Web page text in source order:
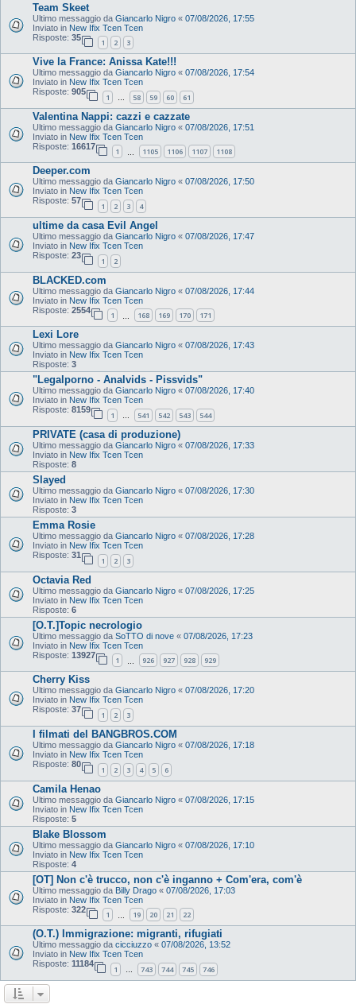
Team Skeet
Ultimo messaggio da Giancarlo Nigro « 07/08/2026, 17:55
Inviato in New Ifix Tcen Tcen
Risposte: 35
1 2 3
Vive la France: Anissa Kate!!!
Ultimo messaggio da Giancarlo Nigro « 07/08/2026, 17:54
Inviato in New Ifix Tcen Tcen
Risposte: 905
1 … 58 59 60 61
Valentina Nappi: cazzi e cazzate
Ultimo messaggio da Giancarlo Nigro « 07/08/2026, 17:51
Inviato in New Ifix Tcen Tcen
Risposte: 16617
1 1105 1106 1107 1108
Deeper.com
Ultimo messaggio da Giancarlo Nigro « 07/08/2026, 17:50
Inviato in New Ifix Tcen Tcen
Risposte: 57
1 2 3 4
ultime da casa Evil Angel
Ultimo messaggio da Giancarlo Nigro « 07/08/2026, 17:47
Inviato in New Ifix Tcen Tcen
Risposte: 23
1 2
BLACKED.com
Ultimo messaggio da Giancarlo Nigro « 07/08/2026, 17:44
Inviato in New Ifix Tcen Tcen
Risposte: 2554
1 168 169 170 171
Lexi Lore
Ultimo messaggio da Giancarlo Nigro « 07/08/2026, 17:43
Inviato in New Ifix Tcen Tcen
Risposte: 3
"Legalporno - Analvids - Pissvids"
Ultimo messaggio da Giancarlo Nigro « 07/08/2026, 17:40
Inviato in New Ifix Tcen Tcen
Risposte: 8159
1 … 541 542 543 544
PRIVATE (casa di produzione)
Ultimo messaggio da Giancarlo Nigro « 07/08/2026, 17:33
Inviato in New Ifix Tcen Tcen
Risposte: 8
Slayed
Ultimo messaggio da Giancarlo Nigro « 07/08/2026, 17:30
Inviato in New Ifix Tcen Tcen
Risposte: 3
Emma Rosie
Ultimo messaggio da Giancarlo Nigro « 07/08/2026, 17:28
Inviato in New Ifix Tcen Tcen
Risposte: 31
1 2 3
Octavia Red
Ultimo messaggio da Giancarlo Nigro « 07/08/2026, 17:25
Inviato in New Ifix Tcen Tcen
Risposte: 6
[O.T.]Topic necrologio
Ultimo messaggio da SoTTO di nove « 07/08/2026, 17:23
Inviato in New Ifix Tcen Tcen
Risposte: 13927
1 926 927 928 929
Cherry Kiss
Ultimo messaggio da Giancarlo Nigro « 07/08/2026, 17:20
Inviato in New Ifix Tcen Tcen
Risposte: 37
1 2 3
I filmati del BANGBROS.COM
Ultimo messaggio da Giancarlo Nigro « 07/08/2026, 17:18
Inviato in New Ifix Tcen Tcen
Risposte: 80
1 2 3 4 5 6
Camila Henao
Ultimo messaggio da Giancarlo Nigro « 07/08/2026, 17:15
Inviato in New Ifix Tcen Tcen
Risposte: 5
Blake Blossom
Ultimo messaggio da Giancarlo Nigro « 07/08/2026, 17:10
Inviato in New Ifix Tcen Tcen
Risposte: 4
[OT] Non c'è trucco, non c'è inganno + Com'era, com'è
Ultimo messaggio da Billy Drago « 07/08/2026, 17:03
Inviato in New Ifix Tcen Tcen
Risposte: 322
1 19 20 21 22
(O.T.) Immigrazione: migranti, rifugiati
Ultimo messaggio da cicciuzzo « 07/08/2026, 13:52
Inviato in New Ifix Tcen Tcen
Risposte: 11184
1 … 743 744 745 746